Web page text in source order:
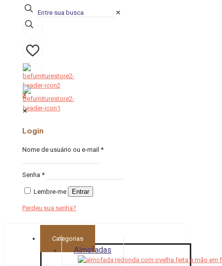
✕
0
0
✕
Login
Nome de usuário ou e-mail *
Senha *
Lembre-me Entrar
Perdeu sua senha?
Categorias
Almofadas